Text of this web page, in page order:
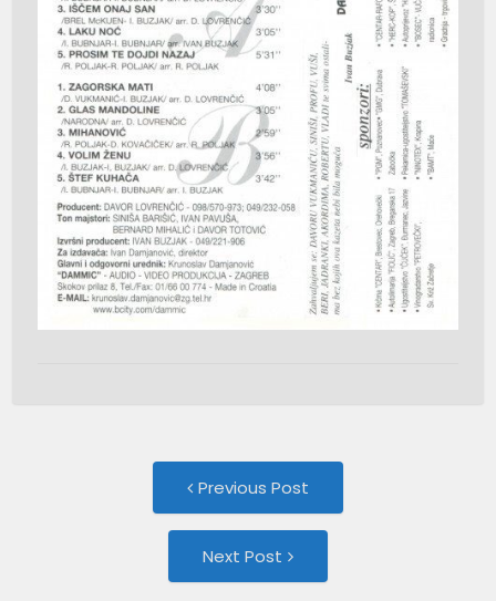
navigation
Previous Post
Next Post